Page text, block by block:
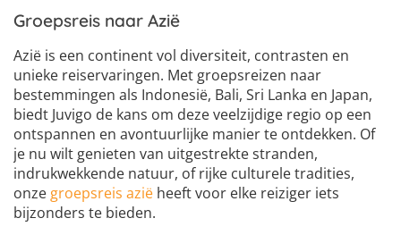
Groepsreis naar Azië
Azië is een continent vol diversiteit, contrasten en
unieke reiservaringen. Met groepsreizen naar
bestemmingen als Indonesië, Bali, Sri Lanka en Japan,
biedt Juvigo de kans om deze veelzijdige regio op een
ontspannen en avontuurlijke manier te ontdekken. Of
je nu wilt genieten van uitgestrekte stranden,
indrukwekkende natuur, of rijke culturele tradities,
onze groepsreis azië heeft voor elke reiziger iets
bijzonders te bieden.